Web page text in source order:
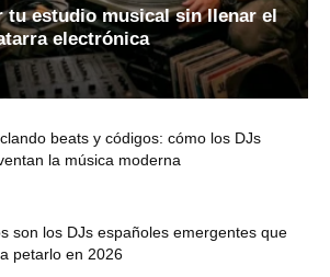
tu estudio musical sin llenar el
electrónica
beats y códigos: cómo los DJs
la música moderna
son los DJs españoles emergentes que
petarlo en 2026